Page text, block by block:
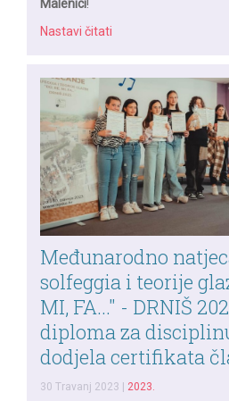
Malenici!
Nastavi čitati
Međunarodno
solfeggia i teorije
MI, FA..." - DRNIŠ
diploma za
dodjela certifikata
30 Travanj 2023 | 2023.